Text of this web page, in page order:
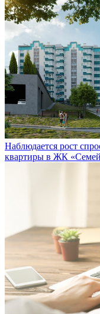
Наблюдается рост
квартиры в ЖК